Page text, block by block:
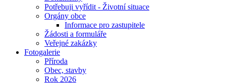
Potřebuji vyřídit - Životní situace
Orgány obce
Informace pro zastupitele
Žádosti a formuláře
Veřejné zakázky
Fotogalerie
Příroda
Obec, stavby
Rok 2026